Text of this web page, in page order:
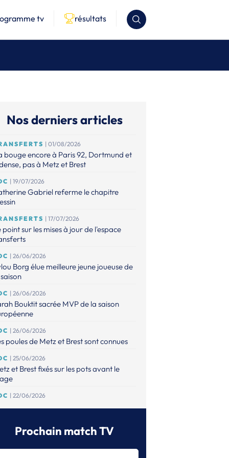
tv résultats
Nos derniers articles
| 01/08/2026
bouge encore à Paris 92, Dortmund et
pas à Metz et Brest
| 19/07/2026
Gabriel referme le chapitre
| 17/07/2026
point sur les mises à jour de l'espace
| 26/06/2026
Borg élue meilleure jeune joueuse de
| 26/06/2026
Bouktit sacrée MVP de la saison
| 26/06/2026
poules de Metz et Brest sont connues
| 25/06/2026
et Brest fixés sur les pots avant le
| 22/06/2026
clubs engagés pour la saison
(F) | 13/06/2026
Prochain match TV